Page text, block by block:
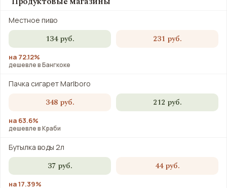
Местное пиво
134 руб. 231 руб.
на 72.12%
дешевле в Бангкоке
Пачка сигарет Marlboro
348 руб. 212 руб.
на 63.6%
дешевле в Краби
Бутылка воды 2л
37 руб. 44 руб.
на 17.39%